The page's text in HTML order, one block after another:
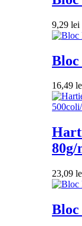
9,29 lei
Bloc
16,49
80g/
23,09
Bloc